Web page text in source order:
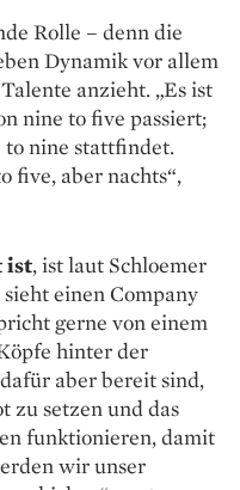
Rolle – denn die
Dynamik vor allem
anzieht. „Es ist
nine to five passiert;
nine stattfindet.
five, aber nachts“,
ist, ist laut Schloemer
einen Company
gerne von einem
hinter der
aber bereit sind,
zu setzen und das
funktionieren, damit
wir unser